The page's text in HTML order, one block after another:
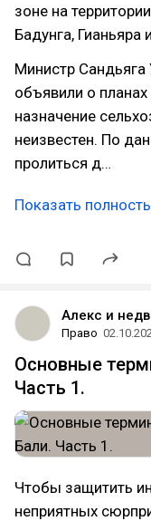
зоне на
Бадунга, Гианьяра
Министр Сандьяга
объявили о
назначение
неизвестен. По
пролиться д…
Показать
Алекс и
Право
Основные
Часть 1.
Чтобы защитить
неприятных